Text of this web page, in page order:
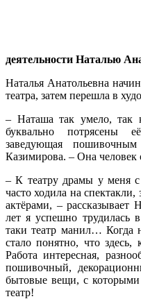
деятельности Наталью
Наталья Анатольевна
театра, затем перешла в
– Наташа так умело,
буквально потрясены
заведующая
Казимирова. – Она
– К театру драмы у меня
часто ходила на спектакли,
актёрами, – рассказывает
лет я успешно трудилась
таки театр манил… Когда
стало понятно, что здесь,
Работа интересная,
пошивочный,
бытовые вещи, с
театр!